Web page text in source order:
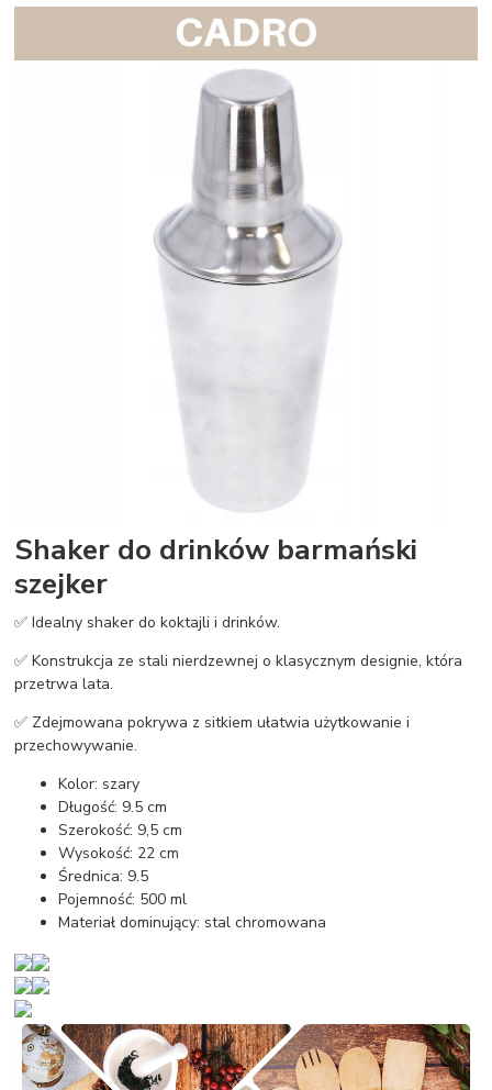
Shaker do drinków barmański
szejker
✅ Idealny shaker do koktajli i drinków.
✅ Konstrukcja ze stali nierdzewnej o klasycznym designie, która
przetrwa lata.
✅ Zdejmowana pokrywa z sitkiem ułatwia użytkowanie i
przechowywanie.
Kolor: szary
Długość: 9.5 cm
Szerokość: 9,5 cm
Wysokość: 22 cm
Średnica: 9.5
Pojemność: 500 ml
Materiał dominujący: stal chromowana